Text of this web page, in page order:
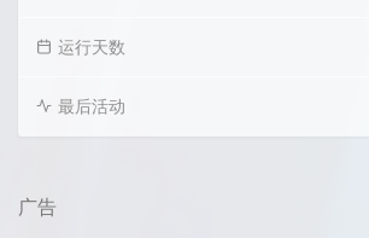
运行天数
最后活动
广告